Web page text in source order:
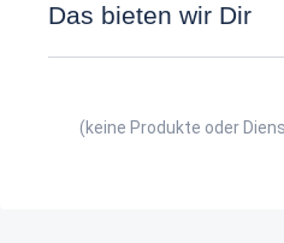
Das bieten wir Dir
(keine Produkte oder